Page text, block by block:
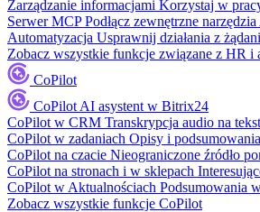
Zarządzanie informacjami Korzystaj w
Serwer MCP Podłącz zewnętrzne
Automatyzacja Usprawnij działania z
Zobacz wszystkie funkcje związane z HR i
CoPilot
CoPilot AI asystent w Bitrix24
CoPilot w CRM Transkrypcja audio na
CoPilot w zadaniach Opisy i
CoPilot na czacie Nieograniczone źródło
CoPilot na stronach i w sklepach
CoPilot w Aktualnościach Podsumowania
Zobacz wszystkie funkcje CoPilot